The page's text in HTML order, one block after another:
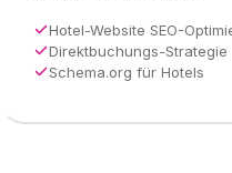
Hotel-Website SEO-
Direktbuchungs-Strategie
Schema.org für Hotels